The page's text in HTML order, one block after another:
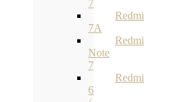
7
Redmi
7A
Redmi
Note
7
Redmi
6